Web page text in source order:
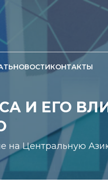
НОВОСТИКОНТАКТЫ
И ЕГО
на Центральную